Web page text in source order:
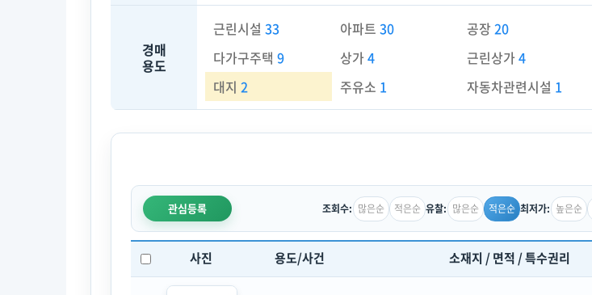
경매
용도
근린시설 33 아파트30 공장20
다가구주택 9 상가4 근린상가4
대지 2 주유소 1 자동차관련시설 1
관심등록 조회수: 많은순 적은순 유찰: 많은순 적은순 최저가: 높은순
사진 용도/사건 소재지 / 면적 / 특수권리